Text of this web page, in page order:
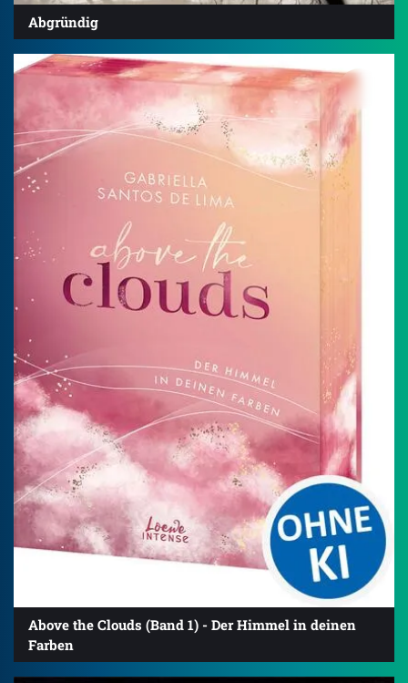
Abgründig
Above the Clouds (Band 1) - Der Himmel in deinen
Farben